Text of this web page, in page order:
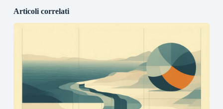
Articoli correlati